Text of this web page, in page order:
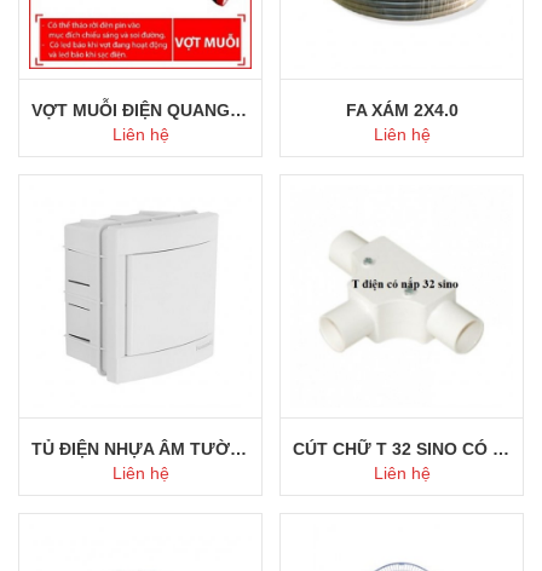
Mua ngay
VỢT MUỖI ĐIỆN QUANG 01
Liên hệ
FA XÁM 2X4.0
Liên hệ
TỦ ĐIỆN NHỰA ÂM TƯỜNG 4 ĐƯỜNG
Liên hệ
Mua ngay
CÚT CHỮ T 32 SINO CÓ NẮP
Liên hệ